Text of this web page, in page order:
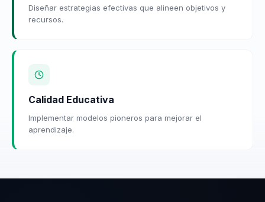
Diseñar estrategias efectivas que alineen objetivos y
recursos.
Calidad Educativa
Implementar modelos pioneros para mejorar el
aprendizaje.